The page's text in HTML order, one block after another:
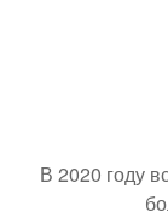
В 2020 году